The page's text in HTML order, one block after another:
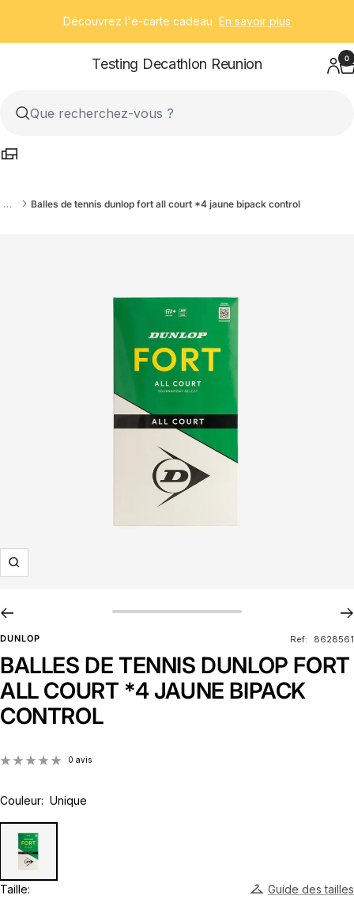
contenu
Découvrez l'e-carte cadeau En savoir plus
Testing Decathlon Reunion 0
… Balles de tennis dunlop fort all court *4 jaune bipack control
Zoom
DUNLOP
BALLES DE TENNIS DUNLOP FORT
ALL COURT *4 JAUNE BIPACK
CONTROL
0 avis
Ref: 8628561
Taille: Guide des tailles
Couleur: Unique